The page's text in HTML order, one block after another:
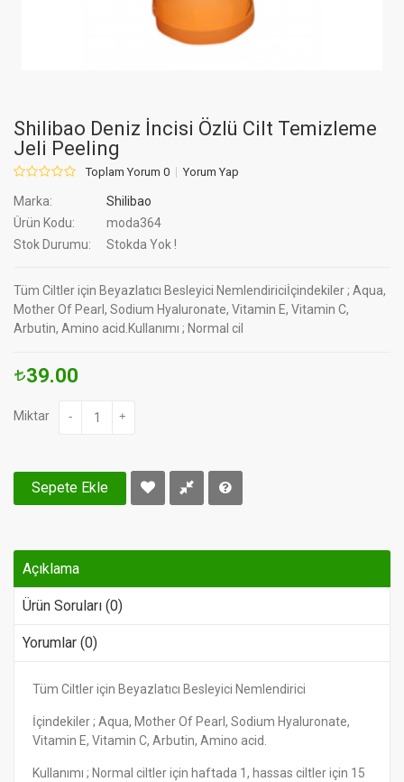
Shilibao Deniz İncisi Özlü Cilt Temizleme
Jeli Peeling
Toplam Yorum 0 Yorum Yap
Marka:
Shilibao
Ürün Kodu:
moda364
Stok Durumu:
Stokda Yok !
Tüm Ciltler için Beyazlatıcı Besleyici Nemlendiriciİçindekiler ; Aqua,
Mother Of Pearl, Sodium Hyaluronate, Vitamin E, Vitamin C,
Arbutin, Amino acid.Kullanımı ; Normal cil
39.00
Miktar - +
Sepete Ekle
Açıklama
Ürün Soruları (0)
Yorumlar (0)
Tüm Ciltler için Beyazlatıcı Besleyici Nemlendirici
İçindekiler ; Aqua, Mother Of Pearl, Sodium Hyaluronate,
Vitamin E, Vitamin C, Arbutin, Amino acid.
Kullanımı ; Normal ciltler için haftada 1, hassas ciltler için 15